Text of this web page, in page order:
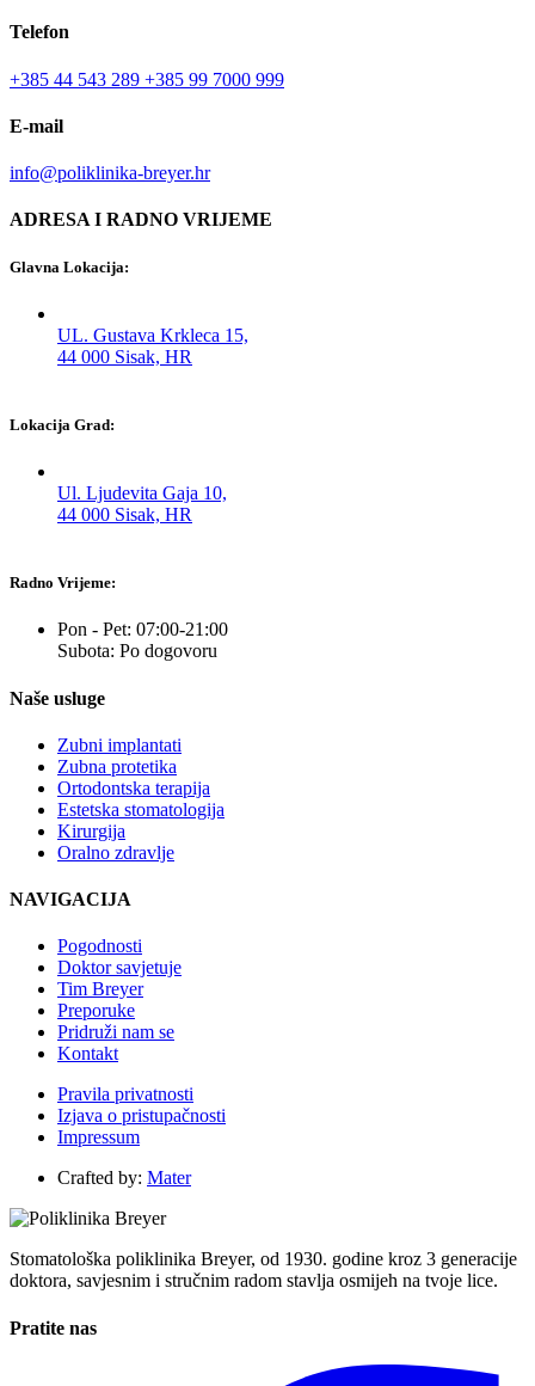
Telefon
+385 44 543 289 +385 99 7000 999
E-mail
info@poliklinika-breyer.hr
ADRESA I RADNO VRIJEME
Glavna Lokacija:
UL. Gustava Krkleca 15,
44 000 Sisak, HR
Lokacija Grad:
Ul. Ljudevita Gaja 10,
44 000 Sisak, HR
Radno Vrijeme:
Pon - Pet: 07:00-21:00
Subota: Po dogovoru
Naše usluge
Zubni implantati
Zubna protetika
Ortodontska terapija
Estetska stomatologija
Kirurgija
Oralno zdravlje
NAVIGACIJA
Pogodnosti
Doktor savjetuje
Tim Breyer
Preporuke
Pridruži nam se
Kontakt
Pravila privatnosti
Izjava o pristupačnosti
Impressum
Crafted by: Mater
Stomatološka poliklinika Breyer, od 1930. godine kroz 3 generacije
doktora, savjesnim i stručnim radom stavlja osmijeh na tvoje lice.
Pratite nas